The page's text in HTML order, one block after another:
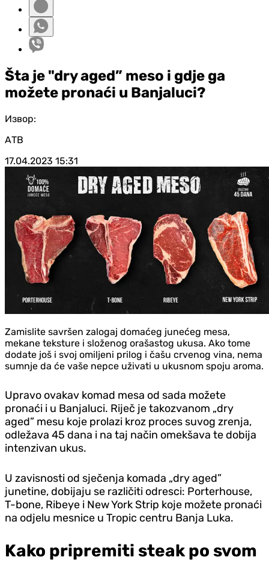
Šta je "dry aged” meso i gdje ga
možete pronaći u Banjaluci?
Извор:
АТВ
17.04.2023 15:31
Zamislite savršen zalogaj domaćeg junećeg mesa,
mekane teksture i složenog orašastog ukusa. Ako tome
dodate još i svoj omiljeni prilog i čašu crvenog vina, nema
sumnje da će vaše nepce uživati u ukusnom spoju aroma.
Upravo ovakav komad mesa od sada možete
pronaći i u Banjaluci. Riječ je takozvanom „dry
aged” mesu koje prolazi kroz proces suvog zrenja,
odležava 45 dana i na taj način omekšava te dobija
intenzivan ukus.
U zavisnosti od sječenja komada „dry aged”
junetine, dobijaju se različiti odresci: Porterhouse,
T-bone, Ribeye i New York Strip koje možete pronaći
na odjelu mesnice u Tropic centru Banja Luka.
Kako pripremiti steak po svom